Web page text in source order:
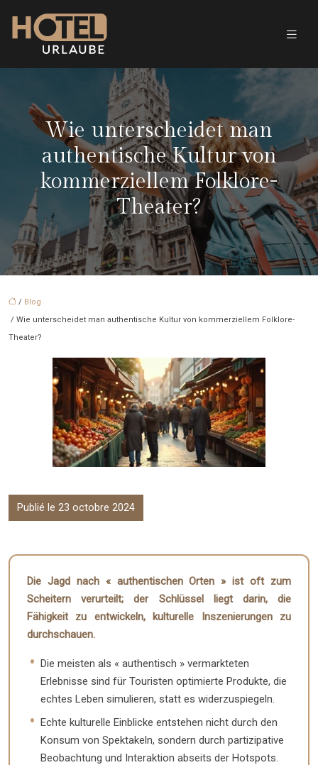
Wie unterscheidet man
authentische Kultur von
kommerziellem Folklore-
Theater?
/ Blog
/ Wie unterscheidet man authentische Kultur von kommerziellem Folklore-
Theater?
Publié le 23 octobre 2024
Die Jagd nach « authentischen Orten » ist oft zum
Scheitern verurteilt; der Schlüssel liegt darin, die
Fähigkeit zu entwickeln, kulturelle Inszenierungen zu
durchschauen.
Die meisten als « authentisch » vermarkteten
Erlebnisse sind für Touristen optimierte Produkte, die
echtes Leben simulieren, statt es widerzuspiegeln.
Echte kulturelle Einblicke entstehen nicht durch den
Konsum von Spektakeln, sondern durch partizipative
Beobachtung und Interaktion abseits der Hotspots.